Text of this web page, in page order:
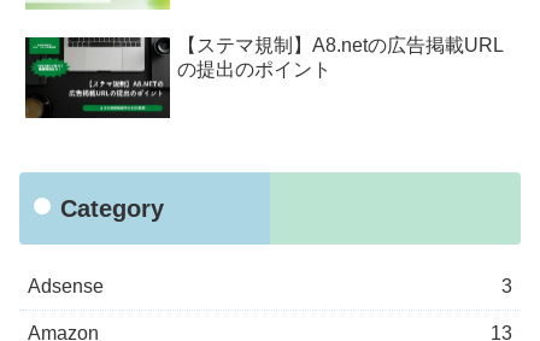
【ステマ規制】A8.netの広告掲載URL
の提出のポイント
Category
Adsense 3
Amazon 13